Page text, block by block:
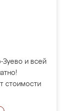
и всей
стоимости